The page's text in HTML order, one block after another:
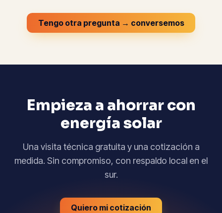
Tengo otra pregunta → conversemos
Empieza a ahorrar con
energía solar
Una visita técnica gratuita y una cotización a
medida. Sin compromiso, con respaldo local en el
sur.
Quiero mi cotización